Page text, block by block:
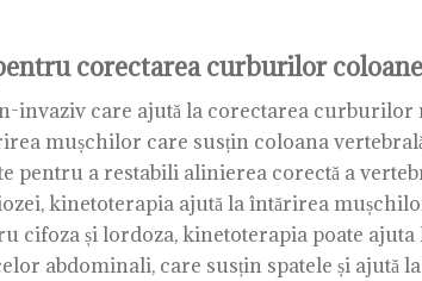
corectarea curburilor
invaziv care ajută la corectarea
mușchilor care susțin coloana
pentru a restabili alinierea corectă a
kinetoterapia ajută la întărirea
cifoza și lordoza, kinetoterapia poate
abdominali, care susțin spatele și ajută